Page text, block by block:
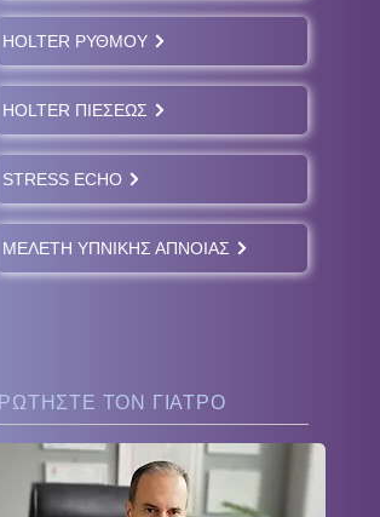
HOLTER ΡΥΘΜΟΥ
HOLTER ΠΙΕΣΕΩΣ
STRESS ECHO
ΜΕΛΕΤΗ ΥΠΝΙΚΗΣ ΑΠΝΟΙΑΣ
ΡΩΤΗΣΤΕ ΤΟΝ ΓΙΑΤΡΟ